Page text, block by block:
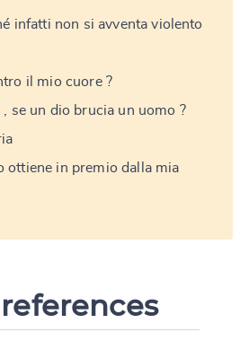
infatti non si avventa violento
il mio cuore ?
, se un dio brucia un uomo ?
ottiene in premio dalla mia